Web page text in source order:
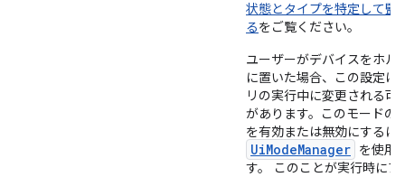
状態とタイプを特定して監
るをご覧ください。
ユーザーがデバイスをホル
に置いた場合、この設定は
リの実行中に変更される可
があります。このモードの
を有効または無効にするに
UiModeManager を使用
す。 このことが実行時にア